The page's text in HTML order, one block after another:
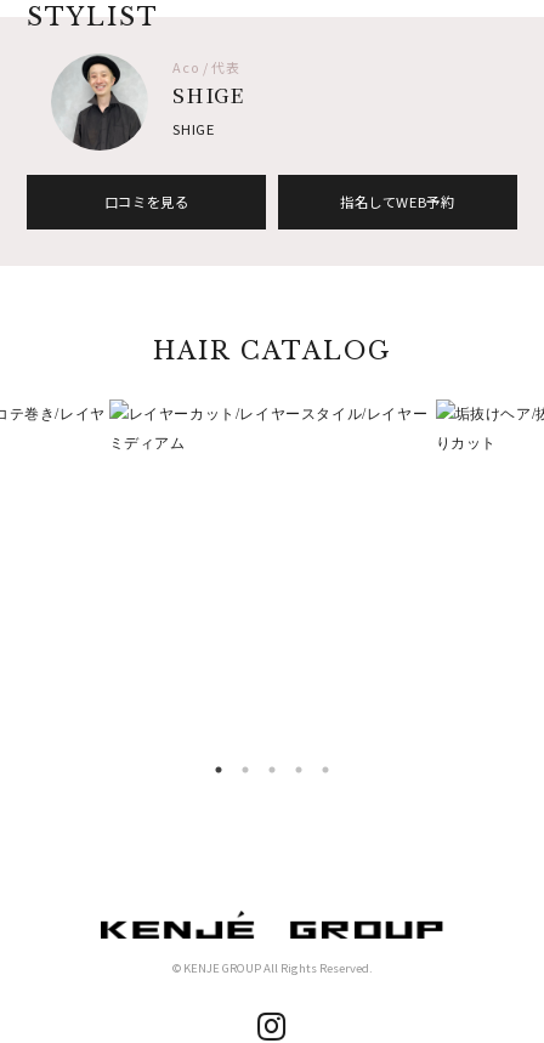
STYLIST
Aco / 代表
SHIGE
SHIGE
口コミを見る 指名してWEB予約
HAIR CATALOG
© KENJE GROUP All Rights Reserved.